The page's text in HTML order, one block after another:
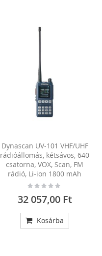
Dynascan UV-101 VHF/UHF
rádióállomás, kétsávos, 640
csatorna, VOX, Scan, FM
rádió, Li-ion 1800 mAh
Rating:
0%
32 057,00 Ft
Kosárba